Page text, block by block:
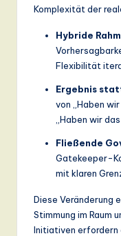
Komplexität der
Hybride
Flexibilität
Ergebnis
von „Haben
„Haben wir
Fließende
Gatekeeper-
mit klaren
Diese Veränderung
Stimmung im Raum
Initiativen erfordern